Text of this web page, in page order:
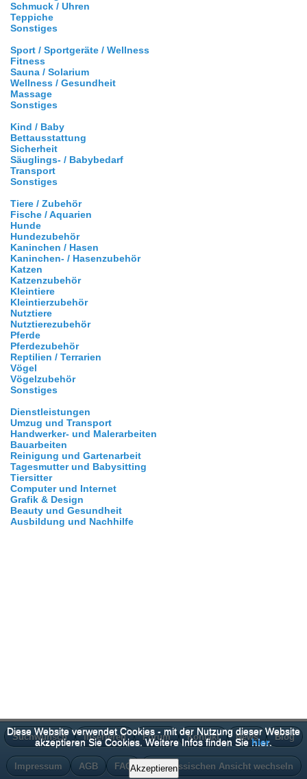
Schmuck / Uhren
Teppiche
Sonstiges
Sport / Sportgeräte / Wellness
Fitness
Sauna / Solarium
Wellness / Gesundheit
Massage
Sonstiges
Kind / Baby
Bettausstattung
Sicherheit
Säuglings- / Babybedarf
Transport
Sonstiges
Tiere / Zubehör
Fische / Aquarien
Hunde
Hundezubehör
Kaninchen / Hasen
Kaninchen- / Hasenzubehör
Katzen
Katzenzubehör
Kleintiere
Kleintierzubehör
Nutztiere
Nutztierezubehör
Pferde
Pferdezubehör
Reptilien / Terrarien
Vögel
Vögelzubehör
Sonstiges
Dienstleistungen
Umzug und Transport
Handwerker- und Malerarbeiten
Bauarbeiten
Reinigung und Gartenarbeit
Tagesmutter und Babysitting
Tiersitter
Computer und Internet
Grafik & Design
Beauty und Gesundheit
Ausbildung und Nachhilfe
Suchwunsch Inserieren Forum Kontakt News Blog
Impressum AGB FAQ Zur klassischen Ansicht wechseln
Diese Website verwendet Cookies - mit der Nutzung dieser Website
akzeptieren Sie Cookies. Weitere Infos finden Siehier.